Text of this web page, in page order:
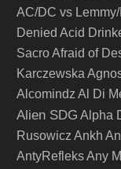
AC/DC vs
Denied Acid
SacroAfraid of
Karczewska
Alcomindz Al Di
Alien SDG Alpha
Rusowicz Ankh
AntyRefleksAny